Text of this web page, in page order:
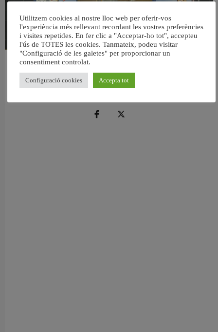
València reforma l’Escola Infantil Pardalets i instal·larà aire condicionat a totes
les aules
5 agost, 2026
Utilitzem cookies al nostre lloc web per oferir-vos
l'experiència més rellevant recordant les vostres preferències
i visites repetides. En fer clic a "Acceptar-ho tot", accepteu
l'ús de TOTES les cookies. Tanmateix, podeu visitar
"Configuració de les galetes" per proporcionar un
consentiment controlat.
Configuració cookies Accepta tot